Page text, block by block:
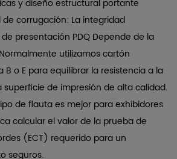
y diseño estructural portante
de corrugación: La integridad
presentación PDQ Depende de la
utilizamos cartón
o E para equilibrar la resistencia a la
de impresión de alta calidad.
de flauta es mejor para exhibidores
calcular el valor de la prueba de
(ECT) requerido para un
seguros.